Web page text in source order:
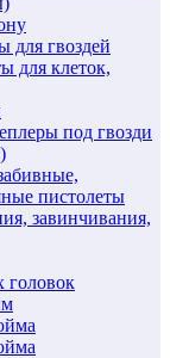
для гвоздей
для клеток,
под гвозди
пистолеты
завинчивания,
головок